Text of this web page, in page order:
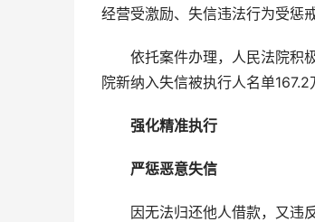
经营受激励、失信违法行为受惩
依托案件办理，人民法院积极
院新纳入失信被执行人名单
强化精准执行
严惩恶意失信
因无法归还他人借款，又违反